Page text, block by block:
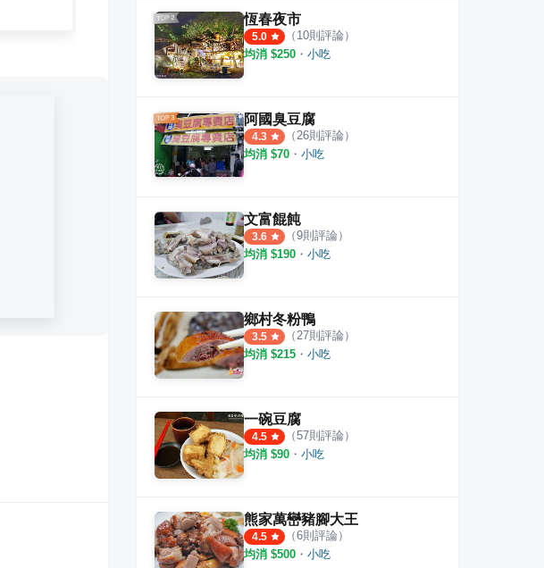
17則評論
恆春夜市
5.0 （ 10則評論）
均消 $250 ・ 小吃
阿國臭豆腐
4.3 （26則評論）
均消 $70 ・ 小吃
文富餛飩
3.6 （9則評論）
均消 $190 ・ 小吃
鄉村冬粉鴨
3.5 （27則評論）
均消 $215 ・ 小吃
一碗豆腐
4.5 （57則評論）
均消 $90 ・ 小吃
熊家萬巒豬腳大王
4.5 （6則評論）
均消 $500 ・ 小吃